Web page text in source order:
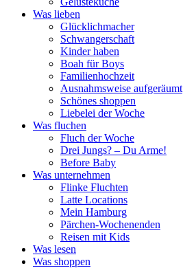
Was lieben
Glücklichmacher
Schwangerschaft
Kinder haben
Boah für Boys
Familienhochzeit
Ausnahmsweise aufgeräumt
Schönes shoppen
Liebelei der Woche
Was fluchen
Fluch der Woche
Drei Jungs? – Du Arme!
Before Baby
Was unternehmen
Flinke Fluchten
Latte Locations
Mein Hamburg
Pärchen-Wochenenden
Reisen mit Kids
Was lesen
Was shoppen